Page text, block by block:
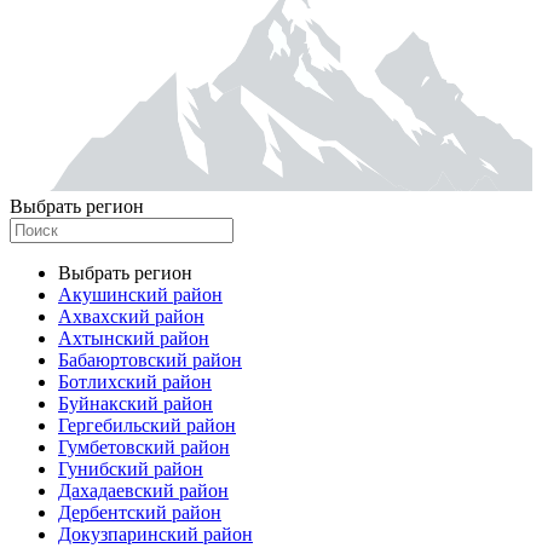
Выбрать регион
Выбрать регион
Акушинский район
Ахвахский район
Ахтынский район
Бабаюртовский район
Ботлихский район
Буйнакский район
Гергебильский район
Гумбетовский район
Гунибский район
Дахадаевский район
Дербентский район
Докузпаринский район